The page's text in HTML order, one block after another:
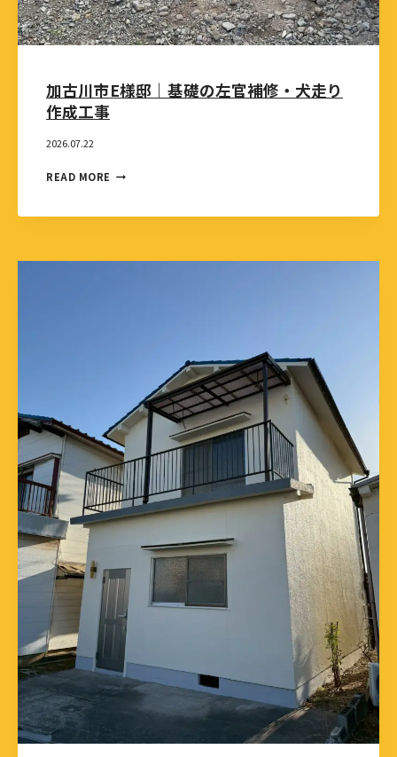
加古川市E様邸｜基礎の左官補修・犬走り
作成工事
2026.07.22
READ MORE